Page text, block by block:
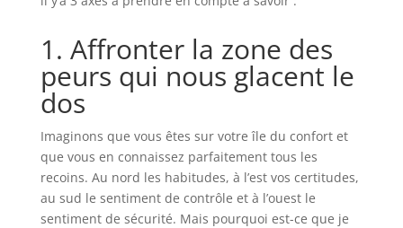
1. Affronter la zone des
peurs qui nous glacent le
dos
Imaginons que vous êtes sur votre île du confort et
que vous en connaissez parfaitement tous les
recoins. Au nord les habitudes, à l’est vos certitudes,
au sud le sentiment de contrôle et à l’ouest le
sentiment de sécurité. Mais pourquoi est-ce que je